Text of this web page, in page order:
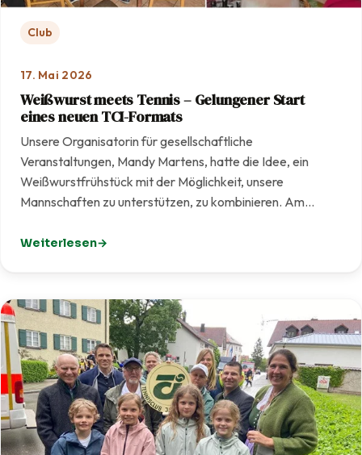
Club
17. Mai 2026
Weißwurst meets Tennis – Gelungener Start
eines neuen TCI-Formats
Unsere Organisatorin für gesellschaftliche
Veranstaltungen, Mandy Martens, hatte die Idee, ein
Weißwurstfrühstück mit der Möglichkeit, unsere
Mannschaften zu unterstützen, zu kombinieren. Am…
Weiterlesen
: Weißwurst meets Tennis – Gelungener Start eines